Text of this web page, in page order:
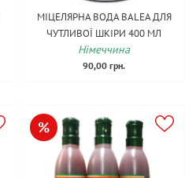
МІЦЕЛЯРНА ВОДА BALEA ДЛЯ
ЧУТЛИВОЇ ​​ШКІРИ 400 МЛ
Німеччина
90,00 грн.
%